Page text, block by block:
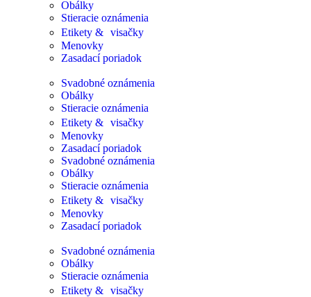
Obálky
Stieracie oznámenia
Etikety & visačky
Menovky
Zasadací poriadok
Svadobné oznámenia
Obálky
Stieracie oznámenia
Etikety & visačky
Menovky
Zasadací poriadok
Svadobné oznámenia
Obálky
Stieracie oznámenia
Etikety & visačky
Menovky
Zasadací poriadok
Svadobné oznámenia
Obálky
Stieracie oznámenia
Etikety & visačky